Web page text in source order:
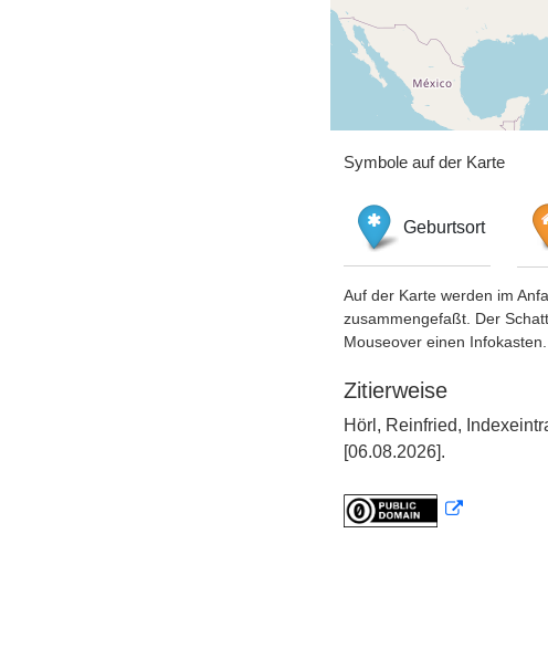
Symbole auf der Karte
Geburtsort
Auf der Karte werden im
zusammengefaßt. Der
Mouseover einen
Zitierweise
Hörl, Reinfried,
[06.08.2026].